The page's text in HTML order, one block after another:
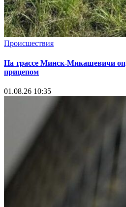
Происшествия
На трассе Минск-Микашевичи
прицепом
01.08.26 10:35